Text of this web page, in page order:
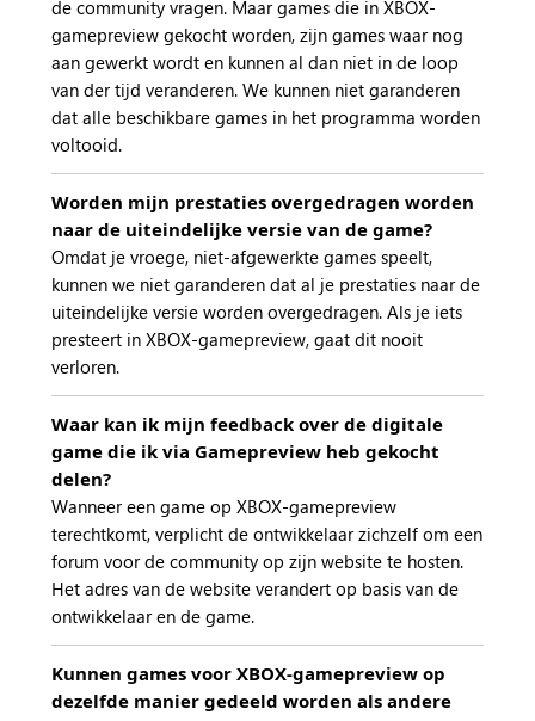
de community vragen. Maar games die in XBOX-
gamepreview gekocht worden, zijn games waar nog
aan gewerkt wordt en kunnen al dan niet in de loop
van der tijd veranderen. We kunnen niet garanderen
dat alle beschikbare games in het programma worden
voltooid.
Worden mijn prestaties overgedragen worden
naar de uiteindelijke versie van de game?
Omdat je vroege, niet-afgewerkte games speelt,
kunnen we niet garanderen dat al je prestaties naar de
uiteindelijke versie worden overgedragen. Als je iets
presteert in XBOX-gamepreview, gaat dit nooit
verloren.
Waar kan ik mijn feedback over de digitale
game die ik via Gamepreview heb gekocht
delen?
Wanneer een game op XBOX-gamepreview
terechtkomt, verplicht de ontwikkelaar zichzelf om een
forum voor de community op zijn website te hosten.
Het adres van de website verandert op basis van de
ontwikkelaar en de game.
Kunnen games voor XBOX-gamepreview op
dezelfde manier gedeeld worden als andere